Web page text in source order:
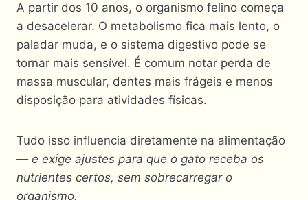
A partir dos 10 anos, o organismo felino começa
a desacelerar. O metabolismo fica mais lento, o
paladar muda, e o sistema digestivo pode se
tornar mais sensível. É comum notar perda de
massa muscular, dentes mais frágeis e menos
disposição para atividades físicas.
Tudo isso influencia diretamente na alimentação
— e exige ajustes para que o gato receba os
nutrientes certos, sem sobrecarregar o
organismo.